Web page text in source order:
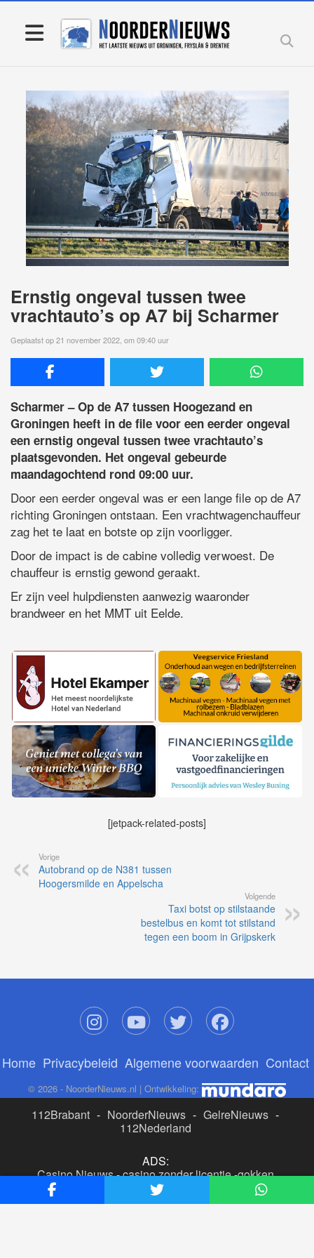
Ernstig ongeval tussen twee
vrachtauto’s op A7 bij Scharmer
Geplaatst op 21 november 2022, om 09:40 uur
Scharmer – Op de A7 tussen Hoogezand en
Groningen heeft in de file voor een eerder ongeval
een ernstig ongeval tussen twee vrachtauto’s
plaatsgevonden. Het ongeval gebeurde
maandagochtend rond 09:00 uur.
Door een eerder ongeval was er een lange file op de A7
richting Groningen ontstaan. Een vrachtwagenchauffeur
zag het te laat en botste op zijn voorligger.
Door de impact is de cabine volledig verwoest. De
chauffeur is ernstig gewond geraakt.
Er zijn veel hulpdiensten aanwezig waaronder
brandweer en het MMT uit Eelde.
[jetpack-related-posts]
Vorige
Autobrand op de N381 tussen
Hoogersmilde en Appelscha
Volgende
Taxi botst op stilstaande
bestelbus en komt tot stilstand
tegen een boom in Grijpskerk
Home Privacybeleid Algemene voorwaarden Contact
© 2026 - NoorderNieuws.nl | Ontwikkeling:
112Brabant - NoorderNieuws - GelreNieuws -
112Nederland
ADS:
Casino Nieuws-casino zonder licentie-gokken
buitenlandse site
beste online casino nederland